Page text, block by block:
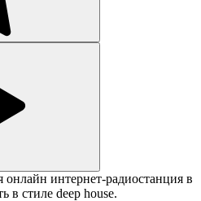
интернет-радиостанция в
в стиле deep house.